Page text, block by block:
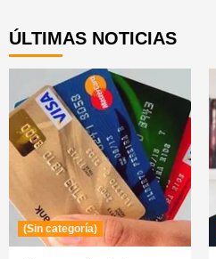
ÚLTIMAS NOTICIAS
(Sin categoría)